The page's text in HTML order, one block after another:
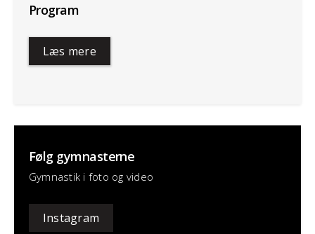
Program
Læs mere
Følg gymnasterne
Gymnastik i foto og video
Instagram